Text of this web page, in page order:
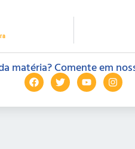
matéria? Comente em